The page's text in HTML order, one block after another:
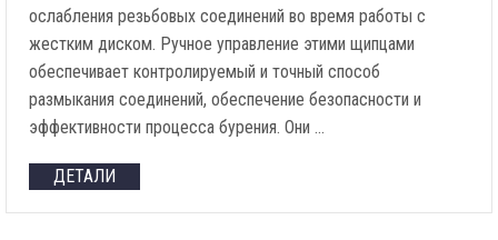
ослабления резьбовых соединений во время работы с
жестким диском. Ручное управление этими щипцами
обеспечивает контролируемый и точный способ
размыкания соединений, обеспечение безопасности и
эффективности процесса бурения. Они …
ДЕТАЛИ